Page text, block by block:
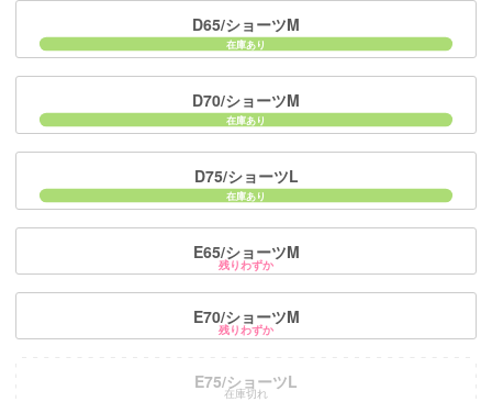
D65/ショーツM
D70/ショーツM
D75/ショーツL
E65/ショーツM
残りわずか
E70/ショーツM
残りわずか
E75/ショーツL
在庫切れ